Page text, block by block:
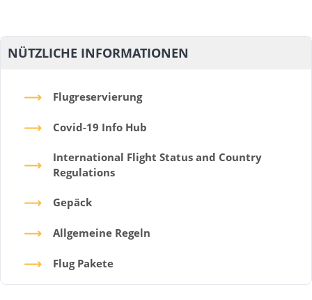
NÜTZLICHE INFORMATIONEN
Flugreservierung
Covid-19 Info Hub
International Flight Status and Country
Regulations
Gepäck
Allgemeine Regeln
Flug Pakete